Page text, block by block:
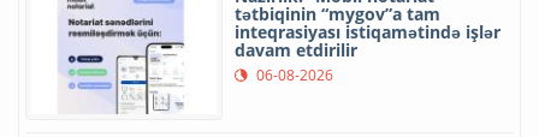
tətbiqinin “mygov”a tam
inteqrasiyası istiqamətində işlər
davam etdirilir
06-08-2026